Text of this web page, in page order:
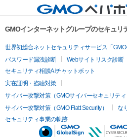
GMOインターネットグループのセキュリ
世界初総合ネットセキュリティサービス「GMO
パスワード漏洩診断
Webサイトリスク診断
セキュリティ相談AIチャットボット
実在証明・盗聴対策
サイバー攻撃対策（GMOサイバーセキュリティ
サイバー攻撃対策（GMO Flatt Security）
な
セキュリティ事業の軌跡